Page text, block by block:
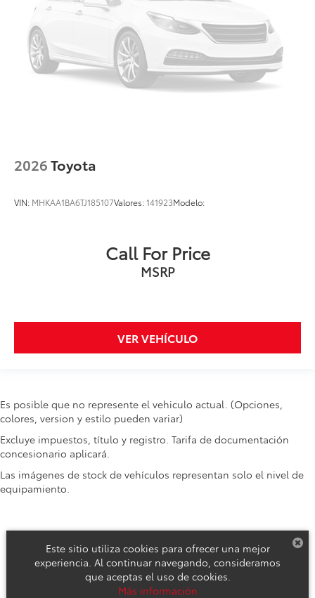
2026Toyota
VIN: MHKAA1BA6TJ185107Valores:141923Modelo:
Call For Price
MSRP
VER VEHÍCULO
Es posible que no represente el vehiculo actual. (Opciones,
colores, version y estilo pueden variar)
Excluye impuestos, título y registro. Tarifa de documentación
concesionario aplicará.
Las imágenes de stock de vehículos representan solo el nivel de
equipamiento.
Derechos de autor © 2026 por DealerOn Mapa del sitio
Este sitio utiliza cookies para ofrecer una mejor
experiencia. Al continuar navegando, consideramos
que aceptas el uso de cookies.
Más información